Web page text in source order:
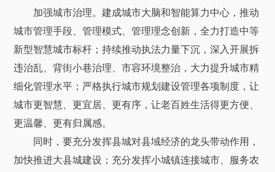
加强城市治理。建成城市大脑和智能算力中心，推动
城市管理手段、管理模式、管理理念创新，全力打造中等
新型智慧城市标杆；持续推动执法力量下沉，深入开展拆
违治乱、背街小巷治理、市容环境整治，大力提升城市精
细化管理水平；严格执行城市规划建设管理各项制度，让
城市更智慧、更宜居、更有序，让老百姓生活得更方便、
更温馨、更有归属感。
同时，要充分发挥县城对县域经济的龙头带动作用，
加快推进大县城建设；充分发挥小城镇连接城市、服务农